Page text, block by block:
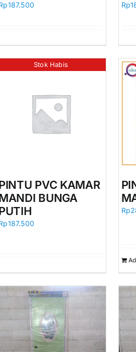
187.500 Rp
Stok Habis
PVC KAMAR
BUNGA
187.500
Rp